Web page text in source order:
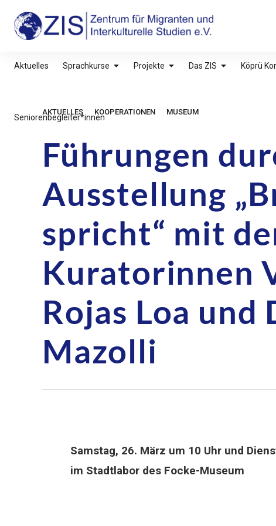
überspringen
ZIS – Zentrum für Migranten und
Aktuelles Sprachkurse Projekte Das ZIS Köprü
Seniorenbegleiter*innen
AKTUELLES KOOPERATIONEN MUSEUM
Führungen
Ausstellung
spricht“ mit
Kuratorinnen
Rojas Loa und
Mazolli
Samstag, 26. März um 10 Uhr und
im Stadtlabor des Focke-Museum